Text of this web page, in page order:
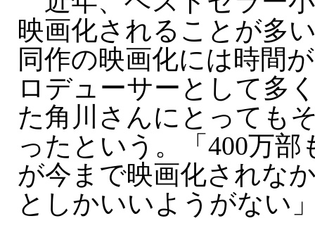
映画化されることが多
同作の映画化には時間
ロデューサーとして多
た角川さんにとっても
ったという。「400万部
が今まで映画化されな
としかいいようがない